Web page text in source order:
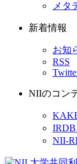
メタ
新着情報
お知
RSS
NIIのコン
NII-